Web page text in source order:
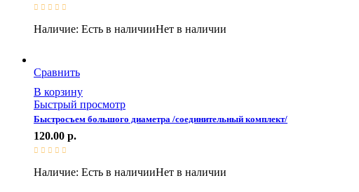
Наличие: Есть в наличииНет в наличии
Сравнить
В корзину
Быстрый просмотр
Быстросъем большого диаметра /соединительный комплект/
120.00 р.
Наличие: Есть в наличииНет в наличии